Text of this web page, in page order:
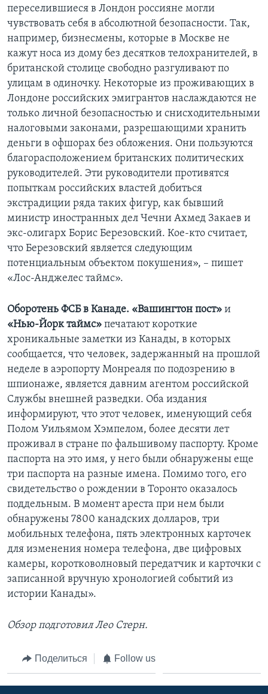
переселившиеся в Лондон россияне могли
чувствовать себя в абсолютной безопасности. Так,
например, бизнесмены, которые в Москве не
кажут носа из дому без десятков телохранителей, в
британской столице свободно разгуливают по
улицам в одиночку. Некоторые из проживающих в
Лондоне российских эмигрантов наслаждаются не
только личной безопасностью и снисходительными
налоговыми законами, разрешающими хранить
деньги в офшорах без обложения. Они пользуются
благорасположением британских политических
руководителей. Эти руководители противятся
попыткам российских властей добиться
экстрадиции ряда таких фигур, как бывший
министр иностранных дел Чечни Ахмед Закаев и
экс-олигарх Борис Березовский. Кое-кто считает,
что Березовский является следующим
потенциальным объектом покушения», – пишет
«Лос-Анджелес таймс».
Оборотень ФСБ в Канаде. «Вашингтон пост» и
«Нью-Йорк таймс» печатают короткие
хроникальные заметки из Канады, в которых
сообщается, что человек, задержанный на прошлой
неделе в аэропорту Монреаля по подозрению в
шпионаже, является давним агентом российской
Службы внешней разведки. Оба издания
информируют, что этот человек, именующий себя
Полом Уильямом Хэмпелом, более десяти лет
проживал в стране по фальшивому паспорту. Кроме
паспорта на это имя, у него были обнаружены еще
три паспорта на разные имена. Помимо того, его
свидетельство о рождении в Торонто оказалось
поддельным. В момент ареста при нем были
обнаружены 7800 канадских долларов, три
мобильных телефона, пять электронных карточек
для изменения номера телефона, две цифровых
камеры, коротковолновый передатчик и карточки с
записанной вручную хронологией событий из
истории Канады».
Обзор подготовил Лео Стерн.
Поделиться Follow us